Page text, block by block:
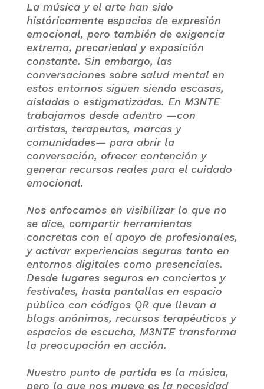
La música y el arte han sido
históricamente espacios de expresión
emocional, pero también de exigencia
extrema, precariedad y exposición
constante. Sin embargo, las
conversaciones sobre salud mental en
estos entornos siguen siendo escasas,
aisladas o estigmatizadas. En M3NTE
trabajamos desde adentro —con
artistas, terapeutas, marcas y
comunidades— para abrir la
conversación, ofrecer contención y
generar recursos reales para el cuidado
emocional.
Nos enfocamos en visibilizar lo que no
se dice, compartir herramientas
concretas con el apoyo de profesionales,
y activar experiencias seguras tanto en
entornos digitales como presenciales.
Desde lugares seguros en conciertos y
festivales, hasta pantallas en espacio
público con códigos QR que llevan a
blogs anónimos, recursos terapéuticos y
espacios de escucha, M3NTE transforma
la preocupación en acción.
Nuestro punto de partida es la música,
pero lo que nos mueve es la necesidad